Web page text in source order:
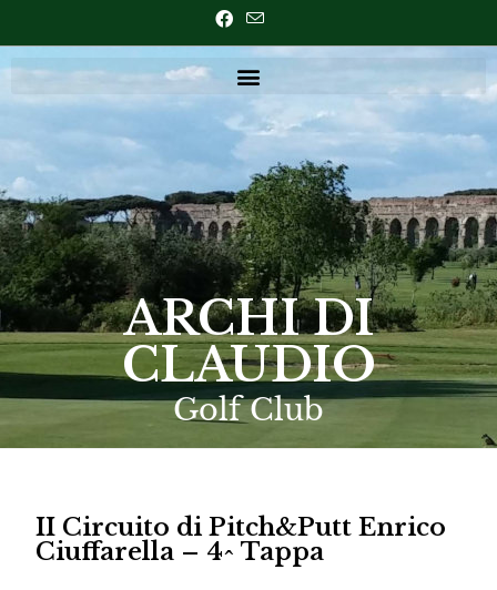
ARCHI DI
CLAUDIO
Golf Club
II Circuito di Pitch&Putt Enrico
Ciuffarella – 4^ Tappa